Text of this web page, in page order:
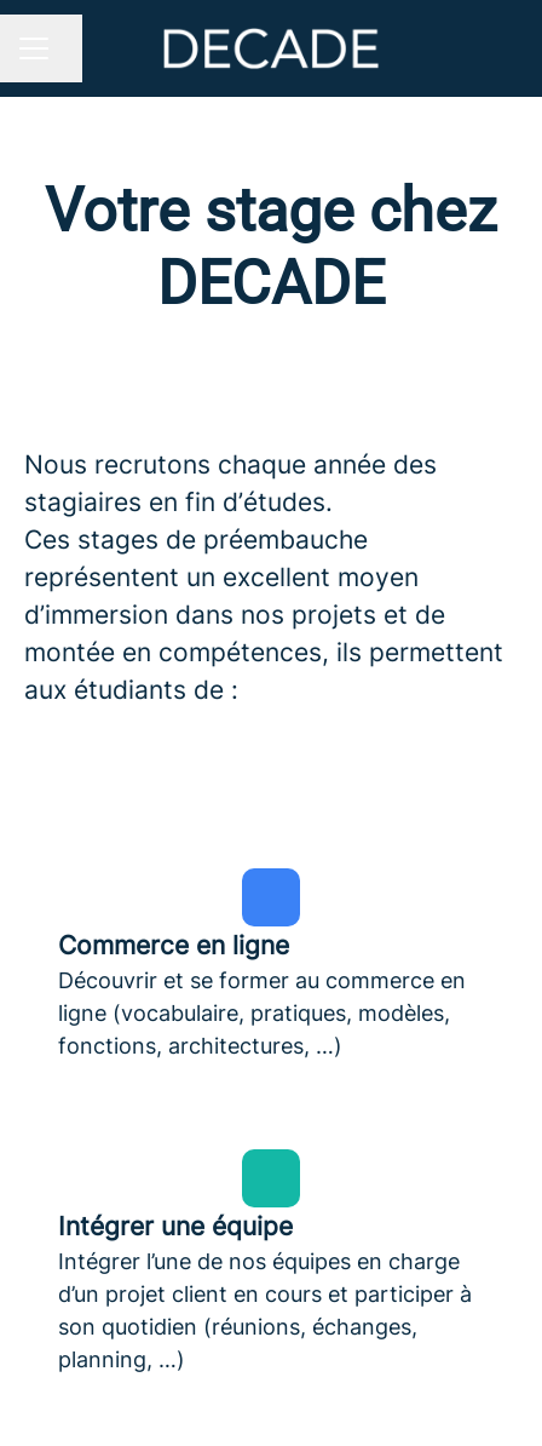
Partager la page
Votre stage chez
DECADE
Nous recrutons chaque année des
stagiaires en fin d’études.
Ces stages de préembauche
représentent un excellent moyen
d’immersion dans nos projets et de
montée en compétences, ils permettent
aux étudiants de :
Commerce en ligne
Découvrir et se former au commerce en
ligne (vocabulaire, pratiques, modèles,
fonctions, architectures, …)
Intégrer une équipe
Intégrer l’une de nos équipes en charge
d’un projet client en cours et participer à
son quotidien (réunions, échanges,
planning, …)